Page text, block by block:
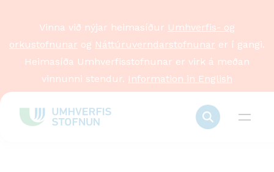
Vinna við nýjar heimasíður Umhverfis- og
orkustofnunar og Náttúruverndarstofnunar er í gangi.
Heimasíða Umhverfisstofnunar er virk á meðan
vinnunni stendur. Information in English